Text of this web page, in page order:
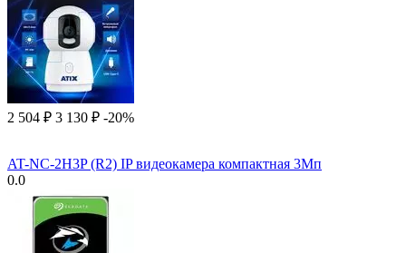
2 504 ₽ 3 130 ₽ -20%
AT-NC-2H3P (R2) IP видеокамера компактная 3Мп
0.0